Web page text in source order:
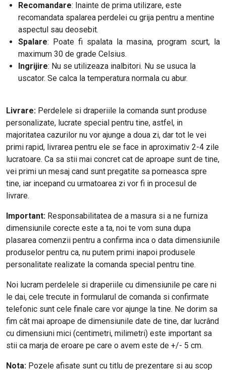
Recomandare: Inainte de prima utilizare, este
recomandata spalarea perdelei cu grija pentru a mentine
aspectul sau deosebit.
Spalare: Poate fi spalata la masina, program scurt, la
maximum 30 de grade Celsius.
Ingrijire: Nu se utilizeaza inalbitori. Nu se usuca la
uscator. Se calca la temperatura normala cu abur.
Livrare: Perdelele si draperiile la comanda sunt produse
personalizate, lucrate special pentru tine, astfel, in
majoritatea cazurilor nu vor ajunge a doua zi, dar tot le vei
primi rapid, livrarea pentru ele se face in aproximativ 2-4 zile
lucratoare. Ca sa stii mai concret cat de aproape sunt de tine,
vei primi un mesaj cand sunt pregatite sa porneasca spre
tine, iar incepand cu urmatoarea zi vor fi in procesul de
livrare.
Important: Responsabilitatea de a masura si a ne furniza
dimensiunile corecte este a ta, noi te vom suna dupa
plasarea comenzii pentru a confirma inca o data dimensiunile
produselor pentru ca, nu putem primi inapoi produsele
personalitate realizate la comanda special pentru tine.
Noi lucram perdelele si draperiile cu dimensiunile pe care ni
le dai, cele trecute in formularul de comanda si confirmate
telefonic sunt cele finale care vor ajunge la tine. Ne dorim sa
fim cât mai aproape de dimensiunile date de tine, dar lucrând
cu dimensiuni mici (centimetri, milimetri) este important sa
stii ca marja de eroare pe care o avem este de +/- 5 cm.
Nota: Pozele afisate sunt cu titlu de prezentare si au scop